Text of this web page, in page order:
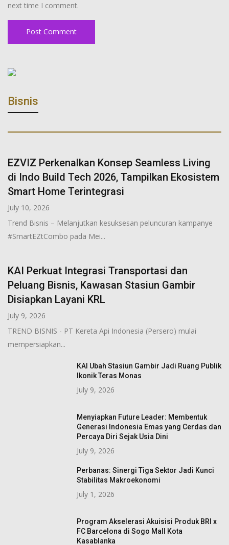
next time I comment.
Bisnis
EZVIZ Perkenalkan Konsep Seamless Living
di Indo Build Tech 2026, Tampilkan Ekosistem
Smart Home Terintegrasi
July 10, 2026
Trend Bisnis – Melanjutkan kesuksesan peluncuran kampanye
#SmartEZtCombo pada Mei...
KAI Perkuat Integrasi Transportasi dan
Peluang Bisnis, Kawasan Stasiun Gambir
Disiapkan Layani KRL
July 9, 2026
TREND BISNIS - PT Kereta Api Indonesia (Persero) mulai
mempersiapkan...
KAI Ubah Stasiun Gambir Jadi Ruang Publik
Ikonik Teras Monas
July 9, 2026
Menyiapkan Future Leader: Membentuk
Generasi Indonesia Emas yang Cerdas dan
Percaya Diri Sejak Usia Dini
July 9, 2026
Perbanas: Sinergi Tiga Sektor Jadi Kunci
Stabilitas Makroekonomi
July 1, 2026
Program Akselerasi Akuisisi Produk BRI x
FC Barcelona di Sogo Mall Kota
Kasablanka